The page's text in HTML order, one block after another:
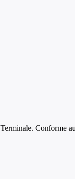
Terminale. Conforme